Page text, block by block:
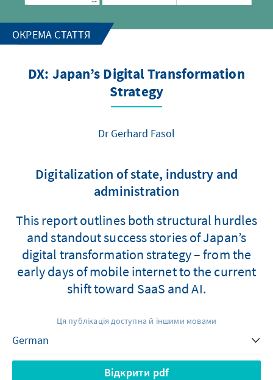
ОКРЕМА СТАТТЯ
DX: Japan’s Digital Transformation
Strategy
Dr Gerhard Fasol
Digitalization of state, industry and
administration
This report outlines both structural hurdles
and standout success stories of Japan’s
digital transformation strategy – from the
early days of mobile internet to the current
shift toward SaaS and AI.
Ця публікація доступна й іншими мовами
Відкрити pdf